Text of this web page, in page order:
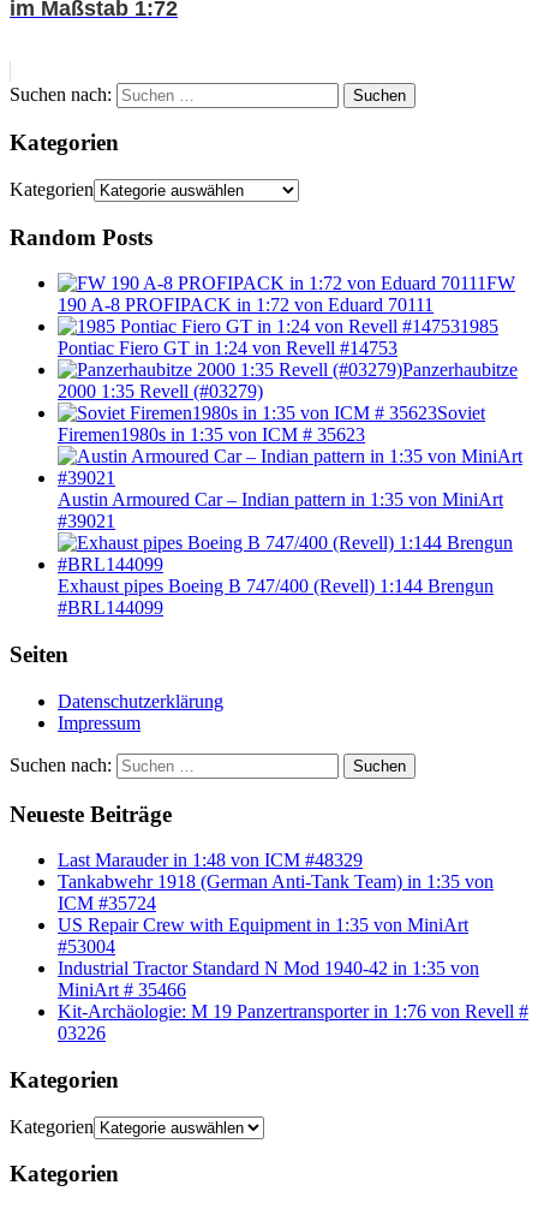
im Maßstab 1:72
Suchen nach: Suchen
Kategorien
Kategorien
Random Posts
FW
190 A-8 PROFIPACK in 1:72 von Eduard 70111
1985
Pontiac Fiero GT in 1:24 von Revell #14753
Panzerhaubitze
2000 1:35 Revell (#03279)
Soviet
Firemen1980s in 1:35 von ICM # 35623
Austin Armoured Car – Indian pattern in 1:35 von MiniArt
#39021
Exhaust pipes Boeing B 747/400 (Revell) 1:144 Brengun
#BRL144099
Seiten
Datenschutzerklärung
Impressum
Suchen nach: Suchen
Neueste Beiträge
Last Marauder in 1:48 von ICM #48329
Tankabwehr 1918 (German Anti-Tank Team) in 1:35 von
ICM #35724
US Repair Crew with Equipment in 1:35 von MiniArt
#53004
Industrial Tractor Standard N Mod 1940-42 in 1:35 von
MiniArt # 35466
Kit-Archäologie: M 19 Panzertransporter in 1:76 von Revell #
03226
Kategorien
Kategorien
Kategorien